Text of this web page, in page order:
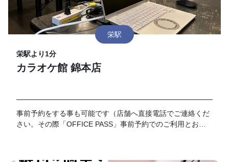
栄駅
栄駅より1分
カラオケ館 錦本店
事前予約をする事も可能です（店舗へ直接電話でご連絡くだ
さい。その際「OFFICE PASS」事前予約でのご利用とお伝